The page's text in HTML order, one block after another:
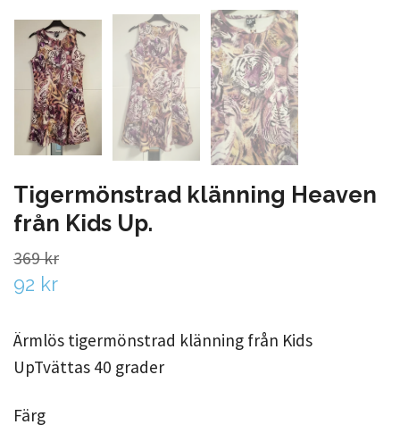
Tigermönstrad klänning Heaven
från Kids Up.
369 kr
92 kr
Ärmlös tigermönstrad klänning från Kids
UpTvättas 40 grader
Färg